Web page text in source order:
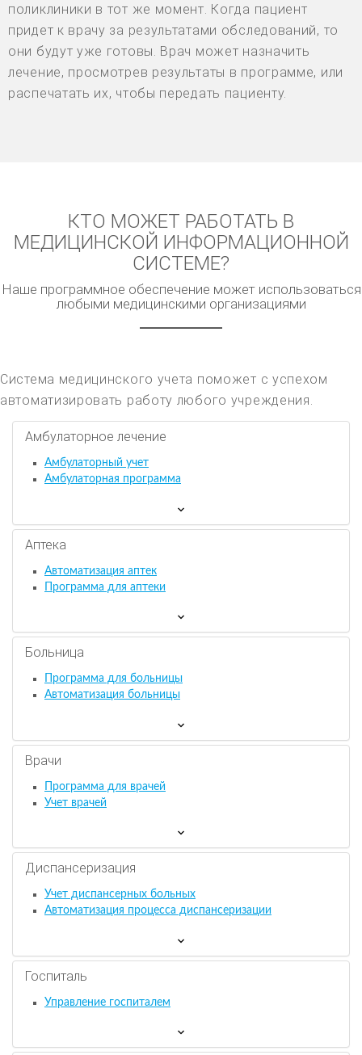
поликлиники в тот же момент. Когда пациент
придет к врачу за результатами обследований, то
они будут уже готовы. Врач может назначить
лечение, просмотрев результаты в программе, или
распечатать их, чтобы передать пациенту.
КТО МОЖЕТ РАБОТАТЬ В
МЕДИЦИНСКОЙ ИНФОРМАЦИОННОЙ
СИСТЕМЕ?
Наше программное обеспечение может использоваться
любыми медицинскими организациями
Система медицинского учета поможет с успехом
автоматизировать работу любого учреждения.
Амбулаторное лечение
Амбулаторный учет
Амбулаторная программа
Аптека
Автоматизация аптек
Программа для аптеки
Больница
Программа для больницы
Автоматизация больницы
Врачи
Программа для врачей
Учет врачей
Диспансеризация
Учет диспансерных больных
Автоматизация процесса диспансеризации
Госпиталь
Управление госпиталем